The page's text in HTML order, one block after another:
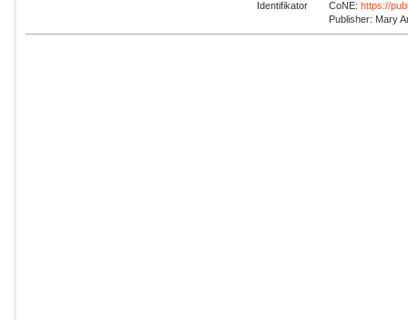
Identifikator CoNE:https://
Publisher: Mary